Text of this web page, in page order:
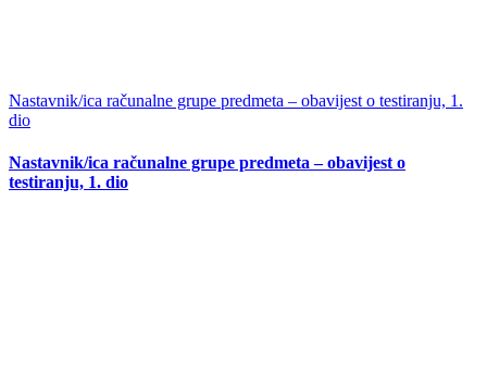
Nastavnik/ica računalne grupe predmeta – obavijest o testiranju, 1.
dio
Nastavnik/ica računalne grupe predmeta – obavijest o
testiranju, 1. dio